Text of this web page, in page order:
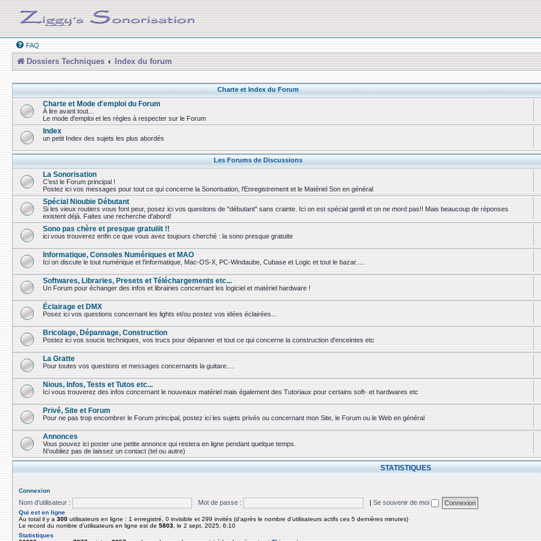
FAQ
Dossiers Techniques Index du forum
Charte et Index du Forum
Charte et Mode d'emploi du Forum
À lire avant tout...
Le mode d'emploi et les règles à respecter sur le Forum
Index
un petit Index des sujets les plus abordés
Les Forums de Discussions
La Sonorisation
C'est le Forum principal !
Postez ici vos messages pour tout ce qui concerne la Sonorisation, l'Enregistrement et le Matériel Son en général
Spécial Nioubie Débutant
Si les vieux routiers vous font peur, posez ici vos questions de "débutant" sans crainte. Ici on est spécial gentil et on ne mord pas!! Mais beaucoup de réponses
existent déjà. Faites une recherche d'abord!
Sono pas chère et presque gratuiiit !!
ici vous trouverez enfin ce que vous avez toujours cherché : la sono presque gratuite
Informatique, Consoles Numériques et MAO
Ici on discute le tout numérique et l'informatique, Mac-OS-X, PC-Windaube, Cubase et Logic et tout le bazar.....
Softwares, Libraries, Presets et Téléchargements etc...
Un Forum pour échanger des infos et librairies concernant les logiciel et matériel hardware !
Éclairage et DMX
Posez ici vos questions concernant les lights et/ou postez vos idées éclairées...
Bricolage, Dépannage, Construction
Postez ici vos soucis techniques, vos trucs pour dépanner et tout ce qui concerne la construction d'enceintes etc
La Gratte
Pour toutes vos questions et messages concernants la guitare....
Nious, Infos, Tests et Tutos etc...
Ici vous trouverez des infos concernant le nouveaux matériel mais également des Tutoriaux pour certains soft- et hardwares etc
Privé, Site et Forum
Pour ne pas trop encombrer le Forum principal, postez ici les sujets privés ou concernant mon Site, le Forum ou le Web en général
Annonces
Vous pouvez ici poster une petite annonce qui restera en ligne pendant quelque temps.
N'oubliez pas de laissez un contact (tel ou autre)
STATISTIQUES
Connexion
Nom d’utilisateur : Mot de passe : | Se souvenir de moi
Qui est en ligne
Au total il y a 300 utilisateurs en ligne : 1 enregistré, 0 invisible et 299 invités (d’après le nombre d’utilisateurs actifs ces 5 dernières minutes)
Le record du nombre d’utilisateurs en ligne est de 5803 , le 2 sept. 2025, 6:10
Statistiques